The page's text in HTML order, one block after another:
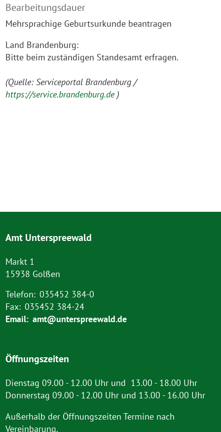
Bearbeitungsdauer
Mehrsprachige Geburtsurkunde beantragen
Land Brandenburg:
Bitte beim zuständigen Standesamt erfragen.
(Quelle: Serviceportal Brandenburg /
https://service.brandenburg.de)
Amt Unterspreewald
Markt 1
15938 Golßen
Telefon: 035452 384-0
Fax: 035452 384-24
Email: amt@unterspreewald.de
Öffnungszeiten
Dienstag 09.00 - 12.00 Uhr und 13.00 - 18.00 Uhr
Donnerstag 09.00 - 12.00 Uhr und 13.00 - 16.00 Uhr
Außerhalb der Öffnungszeiten Termine nach
Vereinbarung.